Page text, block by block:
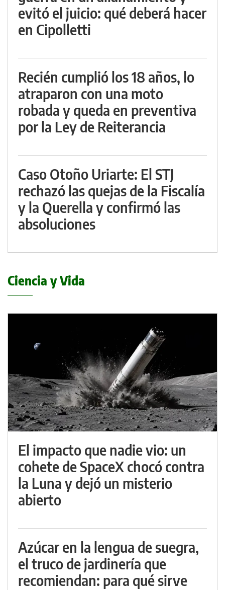
evitó el juicio: qué deberá hacer
en Cipolletti
Recién cumplió los 18 años, lo
atraparon con una moto
robada y queda en preventiva
por la Ley de Reiterancia
Caso Otoño Uriarte: El STJ
rechazó las quejas de la Fiscalía
y la Querella y confirmó las
absoluciones
Ciencia y Vida
El impacto que nadie vio: un
cohete de SpaceX chocó contra
la Luna y dejó un misterio
abierto
Azúcar en la lengua de suegra,
el truco de jardinería que
recomiendan: para qué sirve